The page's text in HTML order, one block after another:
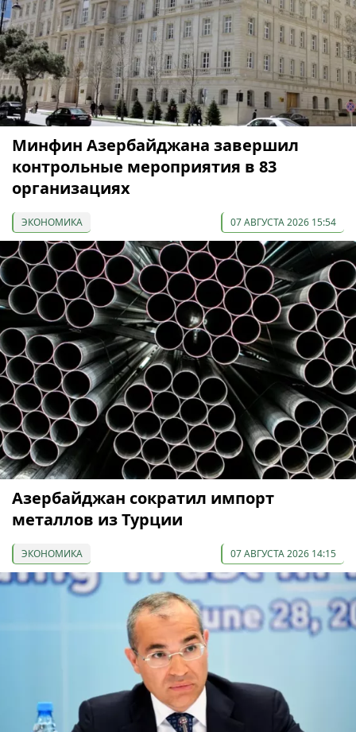
Минфин Азербайджана завершил
контрольные мероприятия в 83
организациях
ЭКОНОМИКА 07 АВГУСТА 2026 15:54
Азербайджан сократил импорт
металлов из Турции
ЭКОНОМИКА 07 АВГУСТА 2026 14:15